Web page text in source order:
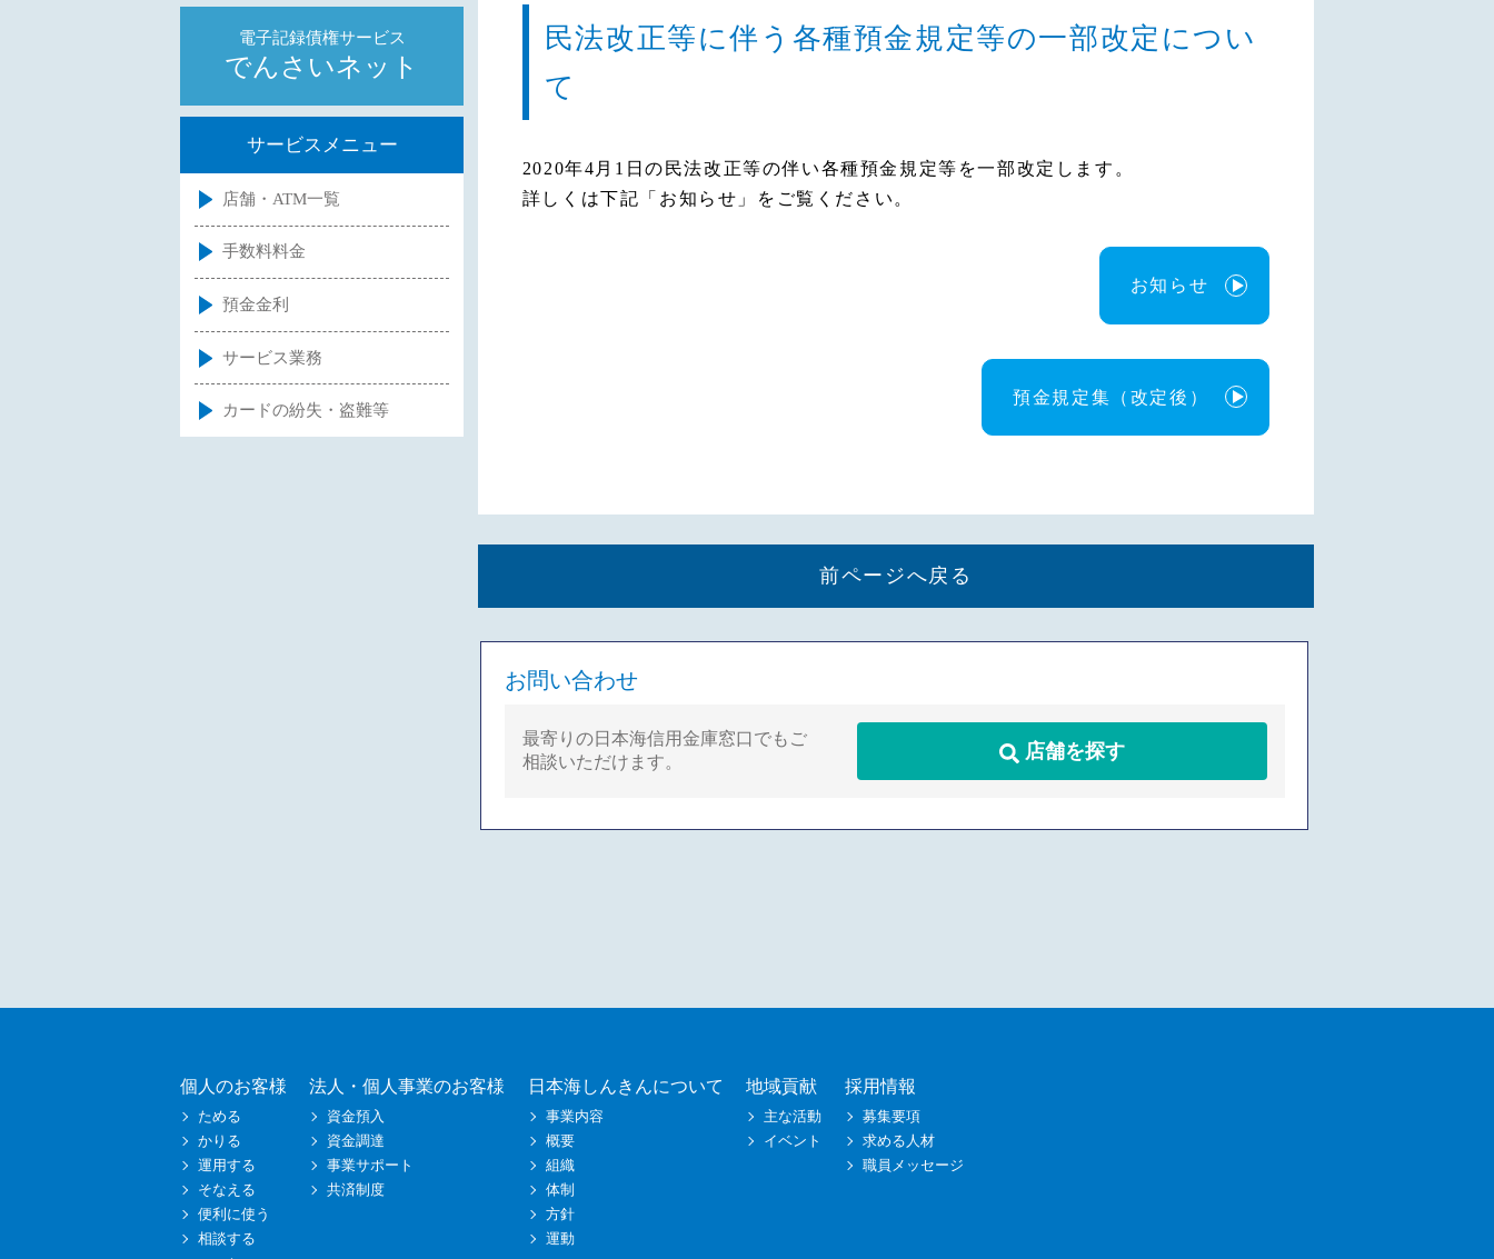
民法改正等に伴う各種預金規定等の一部改定につい
て
2020年4月1日の民法改正等の伴い各種預金規定等を一部改定します。
詳しくは下記「お知らせ」をご覧ください。
お知らせ
預金規定集（改定後）
前ページへ戻る
電子記録債権サービス
でんさいネット
サービスメニュー
店舗・ATM一覧
手数料料金
預金金利
サービス業務
カードの紛失・盗難等
お問い合わせ
最寄りの日本海信用金庫窓口でもご
相談いただけます。
店舗を探す
個人のお客様
ためる
かりる
運用する
そなえる
便利に使う
相談する
法人・個人事業のお客様
資金預入
資金調達
事業サポート
共済制度
日本海しんきんについて
事業内容
概要
組織
体制
方針
運動
地域貢献
主な活動
イベント
採用情報
募集要項
求める人材
職員メッセージ